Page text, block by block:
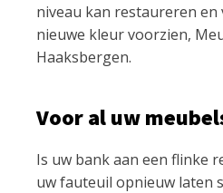
niveau kan restaureren en
nieuwe kleur voorzien,
Haaksbergen.
Voor al uw
Is uw bank aan een flinke
uw fauteuil opnieuw laten